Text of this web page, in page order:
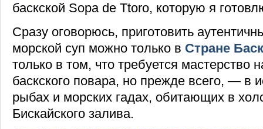
баскской Sopa de Ttoro, которую я
Сразу оговорюсь, приготовить
морской суп можно только в Стране
только в том, что требуется мастерство
баскского повара, но прежде всего, — в
рыбах и морских гадах, обитающих в
Бискайского залива.